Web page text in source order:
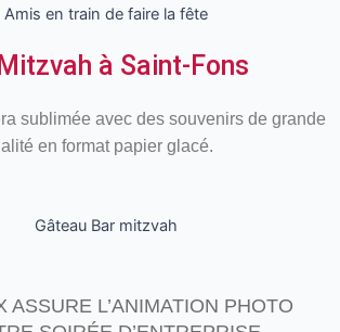
à Saint-Fons
sublimée avec des souvenirs de grande
en format papier glacé.
ASSURE L’ANIMATION PHOTO